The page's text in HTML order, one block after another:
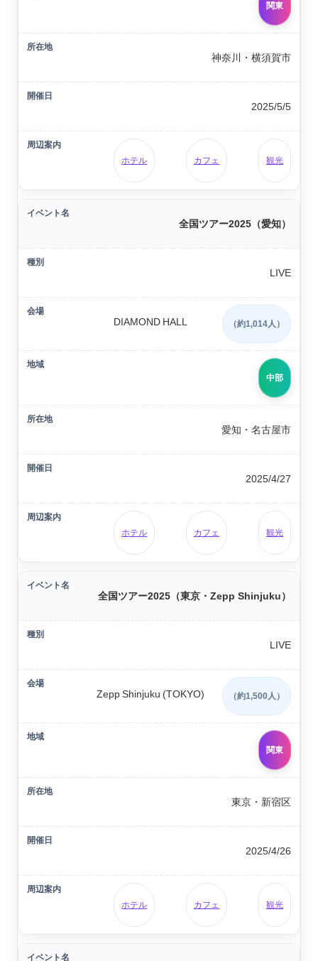
関東
神奈川・横須賀市
2025/5/5
ホテル カフェ 観光
全国ツアー2025（愛知）
LIVE
DIAMOND HALL （約1,014人）
中部
愛知・名古屋市
2025/4/27
ホテル カフェ 観光
全国ツアー2025（東京・Zepp Shinjuku）
LIVE
Zepp Shinjuku (TOKYO) （約1,500人）
関東
東京・新宿区
2025/4/26
ホテル カフェ 観光